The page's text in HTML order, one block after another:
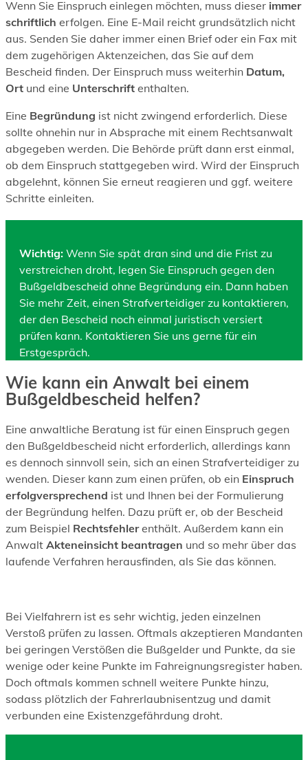
Wenn Sie Einspruch einlegen möchten, muss dieser immer
schriftlich erfolgen. Eine E-Mail reicht grundsätzlich nicht
aus. Senden Sie daher immer einen Brief oder ein Fax mit
dem zugehörigen Aktenzeichen, das Sie auf dem
Bescheid finden. Der Einspruch muss weiterhin Datum,
Ort und eine Unterschrift enthalten.
Eine Begründung ist nicht zwingend erforderlich. Diese
sollte ohnehin nur in Absprache mit einem Rechtsanwalt
abgegeben werden. Die Behörde prüft dann erst einmal,
ob dem Einspruch stattgegeben wird. Wird der Einspruch
abgelehnt, können Sie erneut reagieren und ggf. weitere
Schritte einleiten.
Wichtig: Wenn Sie spät dran sind und die Frist zu
verstreichen droht, legen Sie Einspruch gegen den
Bußgeldbescheid ohne Begründung ein. Dann haben
Sie mehr Zeit, einen Strafverteidiger zu kontaktieren,
der den Bescheid noch einmal juristisch versiert
prüfen kann. Kontaktieren Sie uns gerne für ein
Erstgespräch.
Wie kann ein Anwalt bei einem
Bußgeldbescheid helfen?
Eine anwaltliche Beratung ist für einen Einspruch gegen
den Bußgeldbescheid nicht erforderlich, allerdings kann
es dennoch sinnvoll sein, sich an einen Strafverteidiger zu
wenden. Dieser kann zum einen prüfen, ob ein Einspruch
erfolgversprechend ist und Ihnen bei der Formulierung
der Begründung helfen. Dazu prüft er, ob der Bescheid
zum Beispiel Rechtsfehlerenthält. Außerdem kann ein
Anwalt Akteneinsicht beantragen und so mehr über das
laufende Verfahren herausfinden, als Sie das können.
Bei Vielfahrern ist es sehr wichtig, jeden einzelnen
Verstoß prüfen zu lassen. Oftmals akzeptieren Mandanten
bei geringen Verstößen die Bußgelder und Punkte, da sie
wenige oder keine Punkte im Fahreignungsregister haben.
Doch oftmals kommen schnell weitere Punkte hinzu,
sodass plötzlich der Fahrerlaubnisentzug und damit
verbunden eine Existenzgefährdung droht.